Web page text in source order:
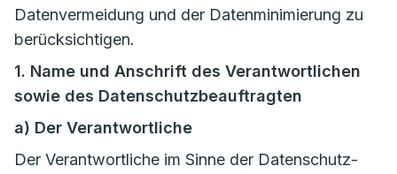
Datenvermeidung und der Datenminimierung zu
berücksichtigen.
1. Name und Anschrift des Verantwortlichen
sowie des Datenschutzbeauftragten
a) Der Verantwortliche
Der Verantwortliche im Sinne der Datenschutz-